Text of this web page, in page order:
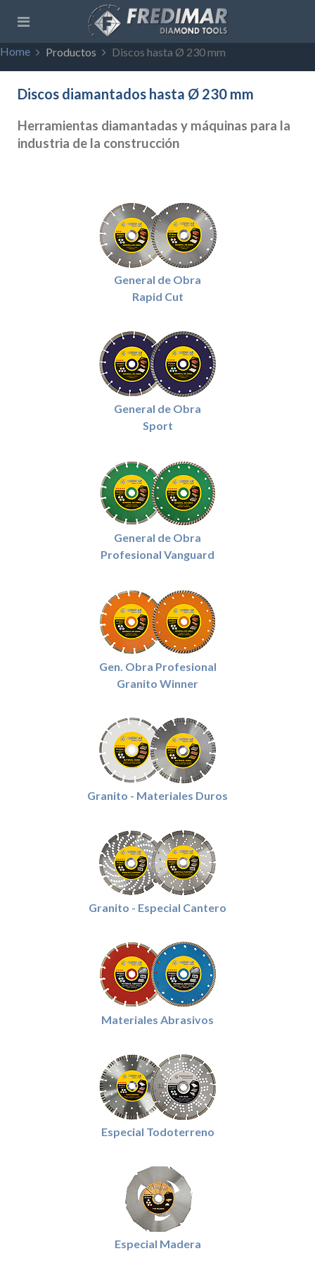
Home Productos Discos hasta Ø 230 mm
Discos diamantados hasta Ø 230 mm
Herramientas diamantadas y máquinas para la
industria de la construcción
General de Obra
Rapid Cut
General de Obra
Sport
General de Obra
Profesional Vanguard
Gen. Obra Profesional
Granito Winner
Granito - Materiales Duros
Granito - Especial Cantero
Materiales Abrasivos
Especial Todoterreno
Especial Madera